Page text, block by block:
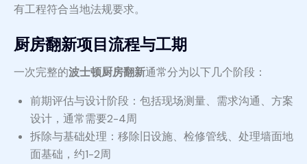
有工程符合当地法规要求。
厨房翻新项目流程与工期
一次完整的波士顿厨房翻新通常分为以下几个阶段：
前期评估与设计阶段：包括现场测量、需求沟通、方案
设计，通常需要2-4周
拆除与基础处理：移除旧设施、检修管线、处理墙面地
面基础，约1-2周